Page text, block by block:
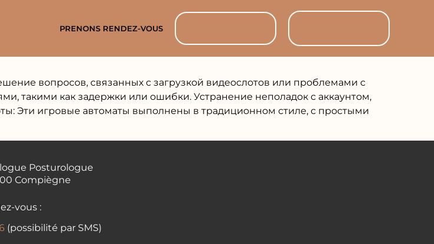
PRENONS RENDEZ-VOUS
вопросов, связанных с загрузкой видеослотов или проблемами с
такими как задержки или ошибки. Устранение неполадок с аккаунтом,
Эти игровые автоматы выполнены в традиционном стиле, с простыми
Posturologue
Compiègne
vous :
(possibilité par SMS)